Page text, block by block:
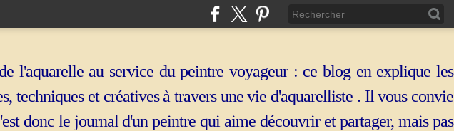
l'aquarelle au service du peintre voyageur : ce blog en explique les
techniques et créatives à travers une vie d'aquarelliste . Il vous convie
donc le journal d'un peintre qui aime découvrir et partager, mais pas